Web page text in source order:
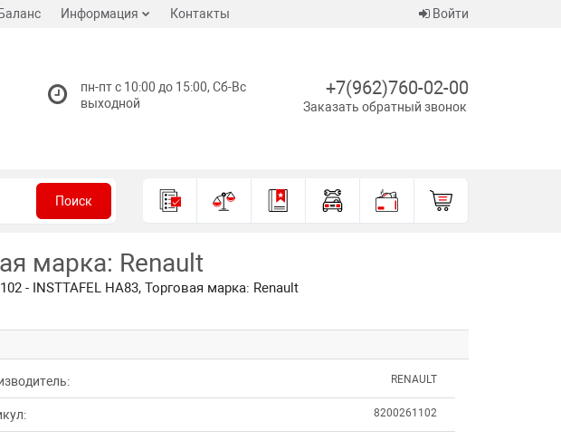
Баланс Информация Контакты Войти
пн-пт с 10:00 до 15:00, Сб-Вс
выходной
+7(962)760-02-00
Заказать обратный звонок
Поиск
марка: Renault
- INSTTAFEL HA83, Торговая марка: Renault
RENAULT
8200261102